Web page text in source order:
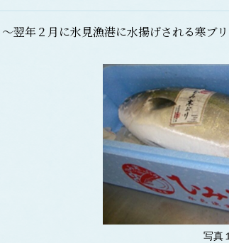
翌年２月に氷見漁港に水揚げされる寒ブリ
写真